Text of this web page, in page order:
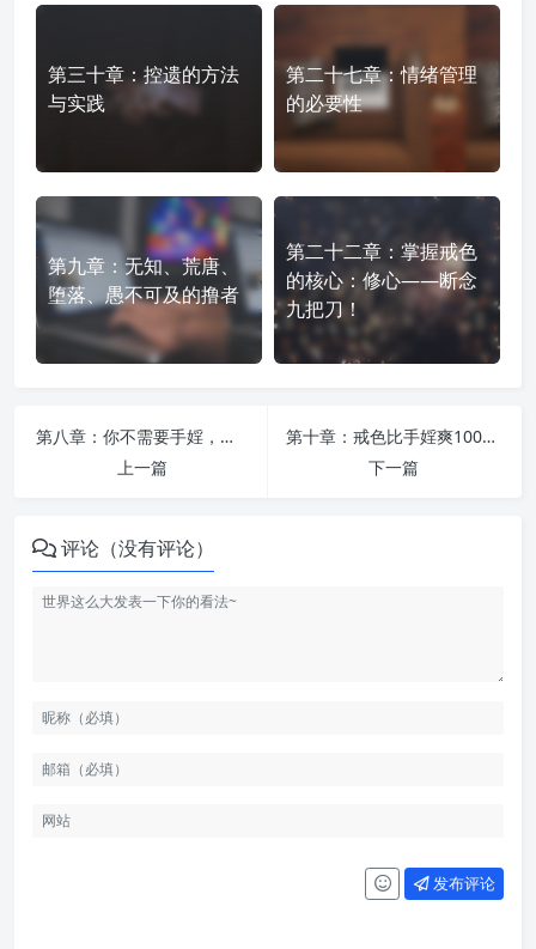
第三十章：控遗的方法
与实践
第二十七章：情绪管理
的必要性
第九章：无知、荒唐、
堕落、愚不可及的撸者
第二十二章：掌握戒色
的核心：修心——断念
九把刀！
第八章：你不需要手婬，你可以选择纯净的生活
上一篇
第十章：戒色比手婬爽1000倍！
下一篇
评论（没有评论）
发布评论